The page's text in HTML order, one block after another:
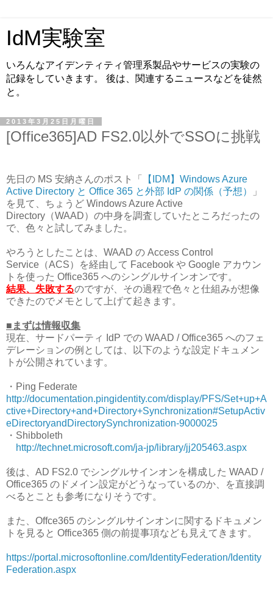
IdM実験室
いろんなアイデンティティ管理系製品やサービスの実験の
記録をしていきます。 後は、関連するニュースなどを徒然
と。
2013年3月25日月曜日
[Office365]AD FS2.0以外でSSOに挑戦
先日の MS 安納さんのポスト「
【IDM】Windows Azure
Active Directory と Office 365 と外部 IdP の関係（予想）
」
を見て、ちょうど Windows Azure Active
Directory（WAAD）の中身を調査していたところだったの
で、色々と試してみました。
やろうとしたことは、WAAD の Access Control
Service（ACS）を経由して Facebook や Google アカウン
トを使った Office365 へのシングルサインオンです。
結果、失敗するのですが、その過程で色々と仕組みが想像
できたのでメモとして上げて起きます。
■まずは情報収集
現在、サードパーティ IdP での WAAD / Office365 へのフェ
デレーションの例としては、以下のような設定ドキュメン
トが公開されています。
・Ping Federate
http://documentation.pingidentity.com/display/PFS/Set+up+A
ctive+Directory+and+Directory+Synchronization#SetupActiv
eDirectoryandDirectorySynchronization-9000025
・Shibboleth
http://technet.microsoft.com/ja-jp/library/jj205463.aspx
後は、AD FS2.0 でシングルサインオンを構成した WAAD /
Office365 のドメイン設定がどうなっているのか、を直接調
べるとことも参考になりそうです。
また、Offce365 のシングルサインオンに関するドキュメン
トを見ると Office365 側の前提事項なども見えてきます。
https://portal.microsoftonline.com/IdentityFederation/Identity
Federation.aspx